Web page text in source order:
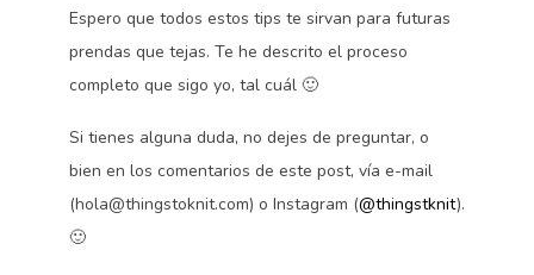
Espero que todos estos tips te sirvan para futuras
prendas que tejas. Te he descrito el proceso
completo que sigo yo, tal cuál 🙂
Si tienes alguna duda, no dejes de preguntar, o
bien en los comentarios de este post, vía e-mail
(hola@thingstoknit.com) o Instagram (@thingstknit).
🙂